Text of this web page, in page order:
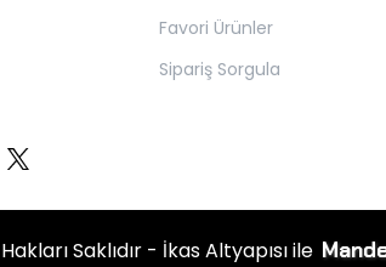
Favori Ürünler
Sipariş Sorgula
Saklıdır - İkas Altyapısı ile